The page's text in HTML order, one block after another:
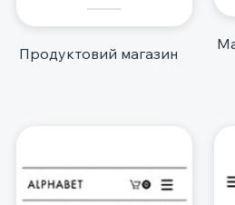
Продуктовий магазин